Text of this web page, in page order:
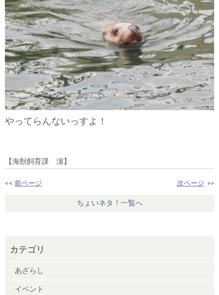
やってらんないっすよ！
【海獣飼育課 濵】
<< 前ページ 次ページ >>
ちょいネタ！一覧へ
カテゴリ
あざらし
イベント